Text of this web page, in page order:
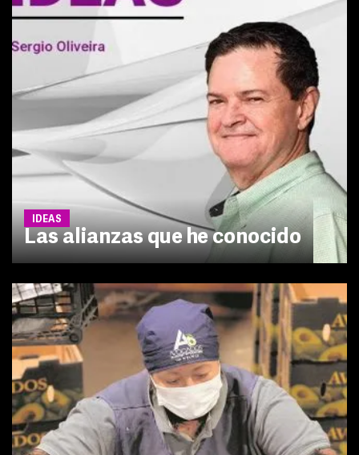
IDEAS
Las alianzas que he conocido